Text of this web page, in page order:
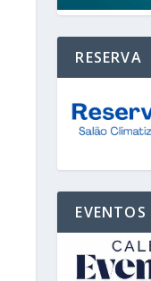
RESERVA
EVENTOS